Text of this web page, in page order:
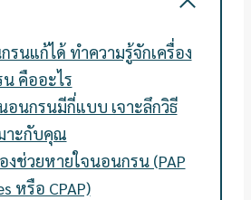
นแก้ได้ ทำความรู้จักเครื่อง
คืออะไร
นกรนมีกี่แบบ เจาะลึกวิธี
าะกับคุณ
งช่วยหายใจนอนกรน (PAP
หรือ CPAP)